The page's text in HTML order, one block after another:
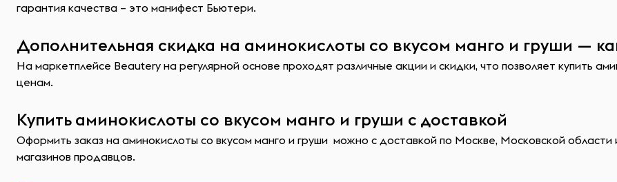
гарантия качества – это манифест Бьютери.
Дополнительная скидка на аминокислоты со вкусом манго и груши —
На маркетплейсе Beautery на регулярной основе проходят различные акции и скидки, что позволяет купить
ценам.
Купить аминокислоты со вкусом манго и груши с доставкой
Оформить заказ на аминокислоты со вкусом манго и груши можно с доставкой по Москве, Московской области
магазинов продавцов.